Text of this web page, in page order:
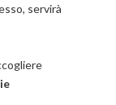
servirà